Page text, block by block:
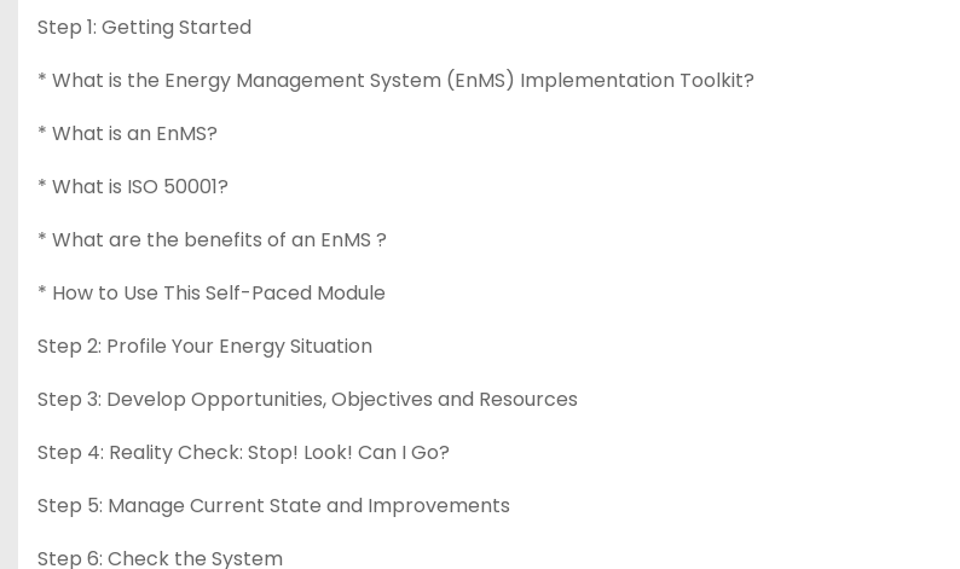
Step 1: Getting Started
* What is the Energy Management System (EnMS) Implementation Toolkit?
* What is an EnMS?
* What is ISO 50001?
* What are the benefits of an EnMS ?
* How to Use This Self-Paced Module
Step 2: Profile Your Energy Situation
Step 3: Develop Opportunities, Objectives and Resources
Step 4: Reality Check: Stop! Look! Can I Go?
Step 5: Manage Current State and Improvements
Step 6: Check the System